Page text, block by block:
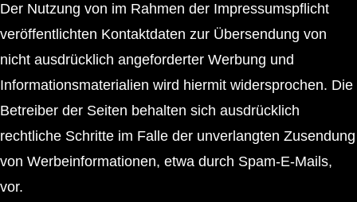
Der Nutzung von im Rahmen der Impressumspflicht
veröffentlichten Kontaktdaten zur Übersendung von
nicht ausdrücklich angeforderter Werbung und
Informationsmaterialien wird hiermit widersprochen. Die
Betreiber der Seiten behalten sich ausdrücklich
rechtliche Schritte im Falle der unverlangten Zusendung
von Werbeinformationen, etwa durch Spam-E-Mails,
vor.